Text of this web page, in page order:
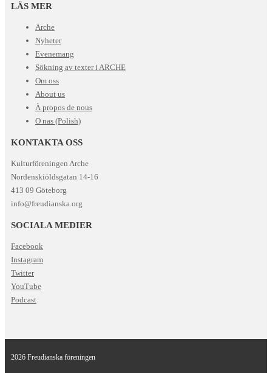
LÄS MER
Arche
Nyheter
Evenemang
Sökning av texter i ARCHE
Om oss
About us
À propos de nous
O nas (Polish)
KONTAKTA OSS
Kulturföreningen Arche
Nordenskiöldsgatan 14-16
413 09 Göteborg
info@freudianska.org
SOCIALA MEDIER
Facebook
Instagram
Twitter
YouTube
Podcast
2026 Freudianska föreningen